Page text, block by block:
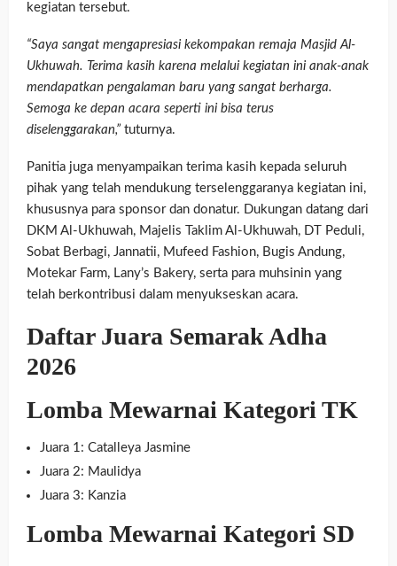
kegiatan tersebut.
“Saya sangat mengapresiasi kekompakan remaja Masjid Al-
Ukhuwah. Terima kasih karena melalui kegiatan ini anak-anak
mendapatkan pengalaman baru yang sangat berharga.
Semoga ke depan acara seperti ini bisa terus
diselenggarakan,” tuturnya.
Panitia juga menyampaikan terima kasih kepada seluruh
pihak yang telah mendukung terselenggaranya kegiatan ini,
khususnya para sponsor dan donatur. Dukungan datang dari
DKM Al-Ukhuwah, Majelis Taklim Al-Ukhuwah, DT Peduli,
Sobat Berbagi, Jannatii, Mufeed Fashion, Bugis Andung,
Motekar Farm, Lany’s Bakery, serta para muhsinin yang
telah berkontribusi dalam menyukseskan acara.
Daftar Juara Semarak Adha
2026
Lomba Mewarnai Kategori TK
Juara 1: Catalleya Jasmine
Juara 2: Maulidya
Juara 3: Kanzia
Lomba Mewarnai Kategori SD